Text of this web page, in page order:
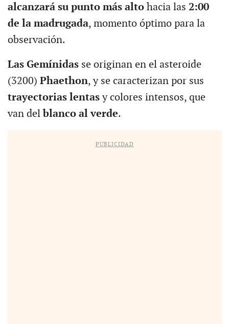
alcanzará su punto más altohacia las 2:00
de la madrugada, momento óptimo para la
observación.
Las Gemínidas se originan en el asteroide
(3200) Phaethon, y se caracterizan por sus
trayectorias lentasy colores intensos, que
van delblanco al verde.
PUBLICIDAD